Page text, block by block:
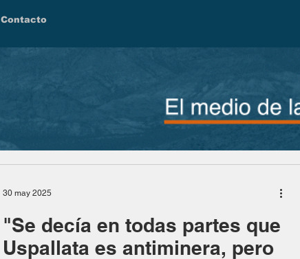
Contacto
"Se decía en todas partes que
Uspallata es antiminera, pero
30 may 2025